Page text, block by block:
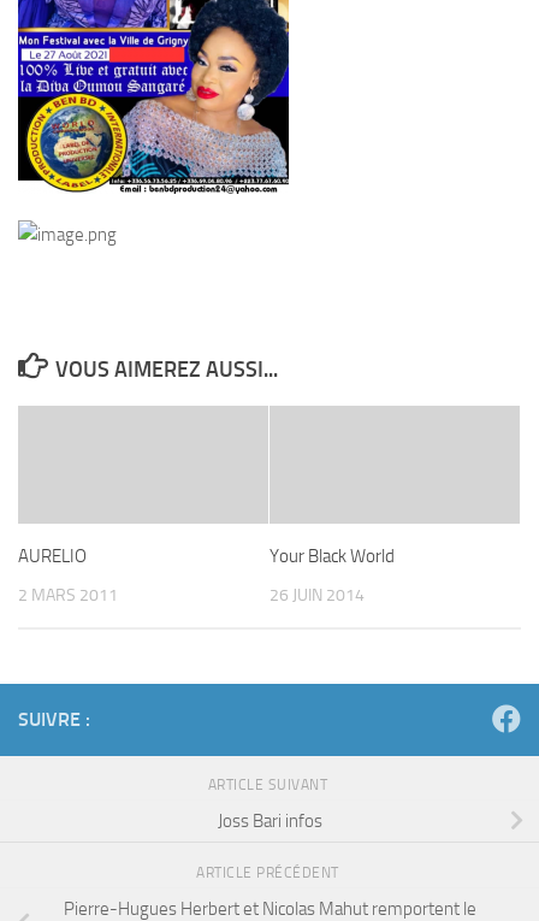
VOUS AIMEREZ AUSSI...
AURELIO
2 MARS 2011
Your Black World
26 JUIN 2014
SUIVRE :
ARTICLE SUIVANT
Joss Bari infos
ARTICLE PRÉCÉDENT
Pierre-Hugues Herbert et Nicolas Mahut remportent le